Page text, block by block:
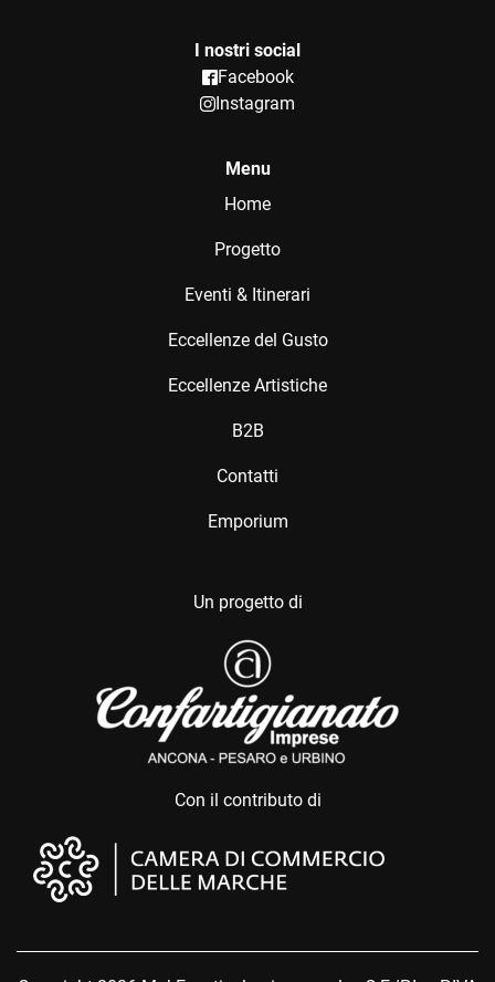
I nostri social
Facebook
Instagram
Menu
Home
Progetto
Eventi & Itinerari
Eccellenze del Gusto
Eccellenze Artistiche
B2B
Contatti
Emporium
Un progetto di
Con il contributo di